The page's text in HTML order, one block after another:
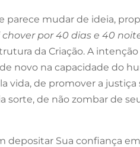
parece mudar de ideia,
chover por 40 dias e 40
da Criação. A
novo na capacidade do
vida, de promover a justiça
sorte, de não zombar de
depositar Sua confiança